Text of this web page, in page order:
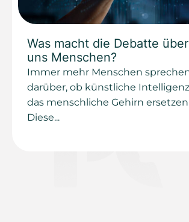
Was macht die Debatte
uns Menschen?
Immer mehr Menschen
darüber, ob künstliche Intelligenz
das menschliche Gehirn
Diese...